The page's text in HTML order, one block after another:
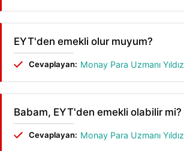
EYT'den emekli olur muyum?
Cevaplayan: Monay Para Uzmanı Yıldız
Babam, EYT'den emekli olabilir mi?
Cevaplayan: Monay Para Uzmanı Yıldız